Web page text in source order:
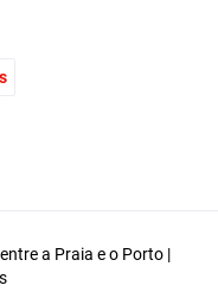
a Praia e o Porto |